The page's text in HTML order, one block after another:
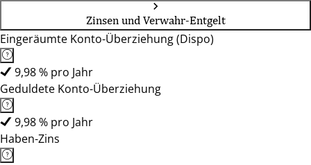
Zinsen und Verwahr-Entgelt
Eingeräumte Konto-Überziehung (Dispo)
9,98 % pro Jahr
Geduldete Konto-Überziehung
9,98 % pro Jahr
Haben-Zins